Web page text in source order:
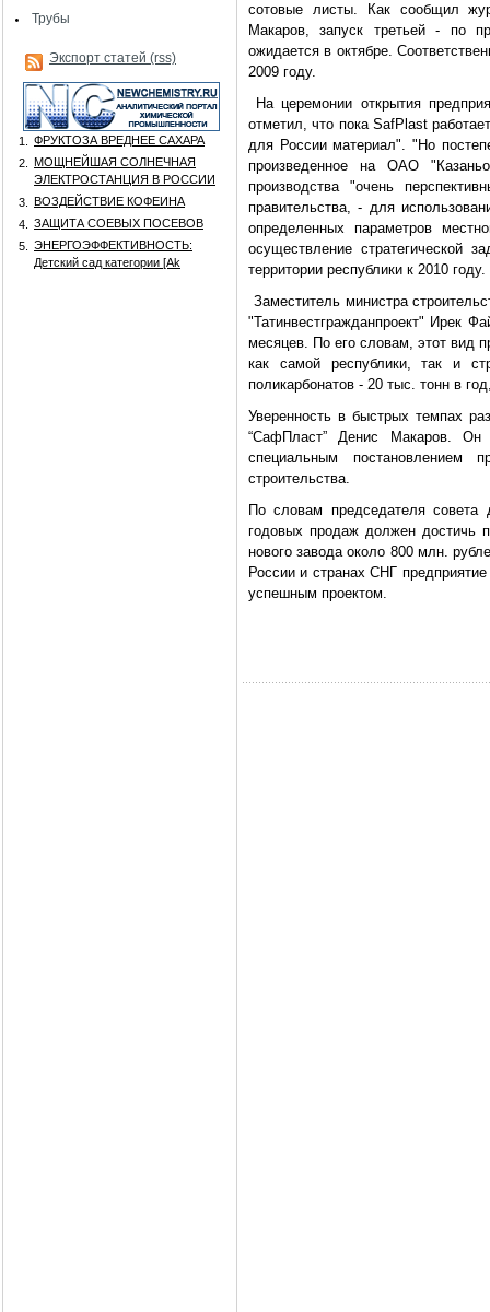
Трубы
Экспорт статей (rss)
1.
ФРУКТОЗА ВРЕДНЕЕ САХАРА
2.
МОЩНЕЙШАЯ СОЛНЕЧНАЯ
ЭЛЕКТРОСТАНЦИЯ В РОССИИ
3.
ВОЗДЕЙСТВИЕ КОФЕИНА
4.
ЗАЩИТА СОЕВЫХ ПОСЕВОВ
5.
ЭНЕРГОЭФФЕКТИВНОСТЬ:
Детский сад категории [Аk
сотовые листы. Как сообщил
Макаров, запуск третьей - по
ожидается в октябре.
2009 году.
На церемонии открытия
отметил, что пока SafPlast
для России материал". "Но
произведенное на ОАО
производства "очень
правительства, - для
определенных параметров
осуществление стратегической
территории республики к 2010 году.
Заместитель министра
"Татинвестгражданпроект" Ирек
месяцев. По его словам, этот вид
как самой республики, так и
поликарбонатов - 20 тыс. тонн в
Уверенность в быстрых темпах
“СафПласт” Денис Макаров.
специальным постановлением
строительства.
По словам председателя
годовых продаж должен достичь
нового завода около 800 млн.
России и странах СНГ
успешным проектом.